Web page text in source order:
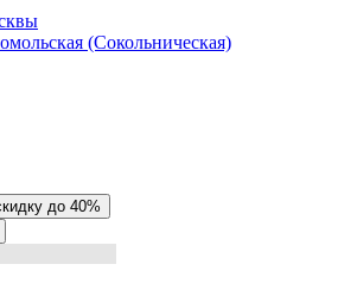
(Сокольническая)
до 40%